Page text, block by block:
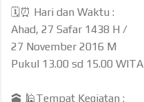
🗓⏰ Hari dan Waktu :
Ahad, 27 Safar 1438 H /
27 November 2016 M
Pukul 13.00 sd 15.00 WITA
🕋 🕌Tempat Kegiatan :